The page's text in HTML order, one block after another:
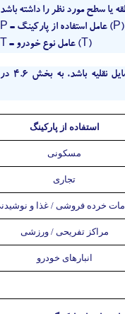
یا سطح مورد نظر را داشته باشد
P = عامل استفاده از پارکینگ (P)
T = عامل نوع خودرو (T)
اگر پارک ماشین دارای نقاط قابل توجهی برای وسایل نقلیه باشد، به بخش 4.6 در
استفاده از پارکینگ
مسکونی
تجاری
خرده فروشی / غذا و
مراکز تفریحی / ورزشی
انبارهای خودرو